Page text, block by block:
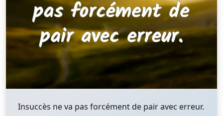
Insuccès ne va pas forcément de pair avec erreur.